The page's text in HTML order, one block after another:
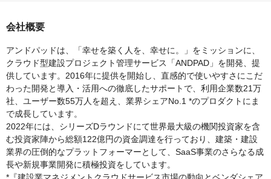
会社概要
アンドパッドは、「幸せを築く人を、幸せに。」をミッションに、
クラウド型建設プロジェクト管理サービス「ANDPAD」を開発、提
供しています。2016年に提供を開始し、直感的で使いやすさにこだ
わった開発と導入・活用への徹底したサポートで、利用企業数21万
社、ユーザー数55万人を超え、業界シェアNo.1 *のプロダクトにま
で成長しています。
2022年には、シリーズDラウンドにて世界最大級の機関投資家を含
む投資家陣から総額122億円の資金調達を行っており、建築・建設
業界の圧倒的なプラットフォーマーとして、SaaS事業のさらなる成
長や新規事業開発に積極投資をしています。